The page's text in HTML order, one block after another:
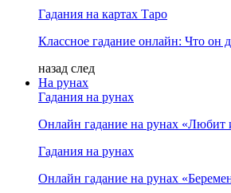
Гадания на картах Таро
Классное гадание онлайн: Что он
назад след
На рунах
Гадания на рунах
Онлайн гадание на рунах «Любит
Гадания на рунах
Онлайн гадание на рунах